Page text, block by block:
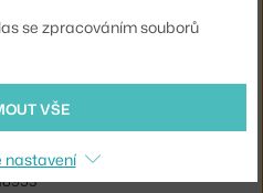
se zpracováním souborů
VŠE
nastavení